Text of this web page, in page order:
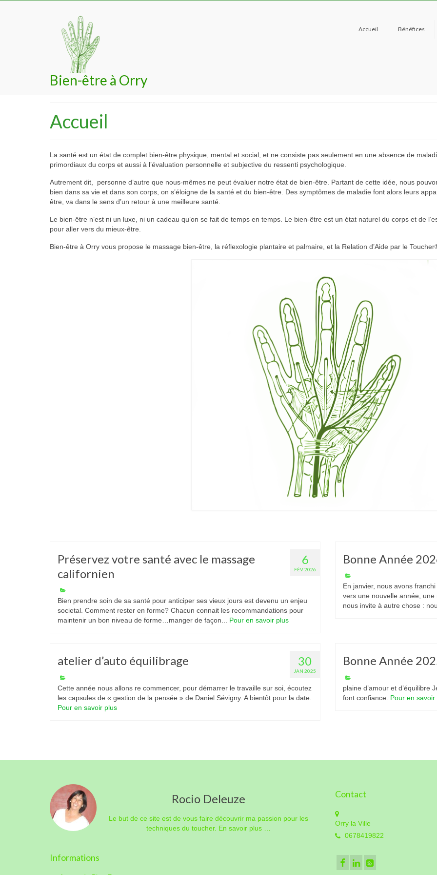
Bien-être à Orry
Accueil Bénéfices
Accueil
La santé est un état de complet bien-être physique, mental et social, et ne consiste pas seulement en une absence de
primordiaux du corps et aussi à l’évaluation personnelle et subjective du ressenti psychologique.
Autrement dit, personne d’autre que nous-mêmes ne peut évaluer notre état de bien-être. Partant de cette idée, nous
bien dans sa vie et dans son corps, on s’éloigne de la santé et du bien-être. Des symptômes de maladie font alors leurs
être, va dans le sens d’un retour à une meilleure santé.
Le bien-être n’est ni un luxe, ni un cadeau qu’on se fait de temps en temps. Le bien-être est un état naturel du corps et de
pour aller vers du mieux-être.
Bien-être à Orry vous propose le massage bien-être, la réflexologie plantaire et palmaire, et la Relation d’Aide par le
6
FÉV 2026
Préservez votre santé avec le massage
californien
Bien prendre soin de sa santé pour anticiper ses vieux jours est devenu un enjeu
societal. Comment rester en forme? Chacun connait les recommandations pour
maintenir un bon niveau de forme…manger de façon... Pour en savoir plus
Bonne Année
En janvier, nous avons
vers une nouvelle année,
nous invite à autre chose :
30
JAN 2025
atelier d’auto équilibrage
Cette année nous allons re commencer, pour démarrer le travaille sur soi, écoutez
les capsules de « gestion de la pensée » de Daniel Sévigny. A bientôt pour la date.
Pour en savoir plus
Bonne Année
plaine d’amour et d’équilibre
font confiance. Pour en savoir
Rocio Deleuze
Le but de ce site est de vous faire découvrir ma passion pour les
techniques du toucher. En savoir plus …
Informations
Contact
Orry la Ville
0678419822